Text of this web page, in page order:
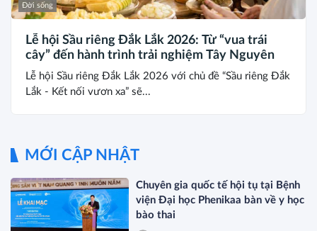
Đời sống
Lễ hội Sầu riêng Đắk Lắk 2026: Từ “vua trái
cây” đến hành trình trải nghiệm Tây Nguyên
Lễ hội Sầu riêng Đắk Lắk 2026 với chủ đề “Sầu riêng Đắk
Lắk - Kết nối vươn xa” sẽ...
MỚI CẬP NHẬT
Chuyên gia quốc tế hội tụ tại Bệnh
viện Đại học Phenikaa bàn về y học
bào thai